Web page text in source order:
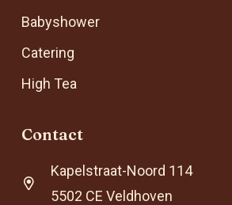
Babyshower
Catering
High Tea
Contact
Kapelstraat-Noord 114
5502 CE Veldhoven